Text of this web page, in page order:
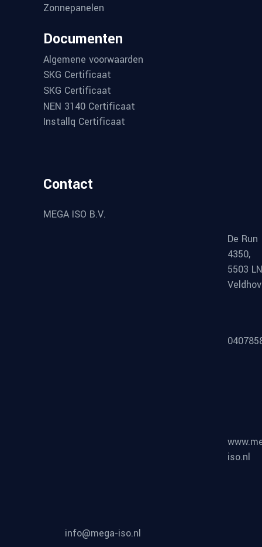
Zonnepanelen
Documenten
Algemene voorwaarden
SKG Certificaat
SKG Certificaat
NEN 3140 Certificaat
Installq Certificaat
Contact
MEGA ISO B.V.
De Run
4350,
5503 LN
iso.nl
info@mega-iso.nl